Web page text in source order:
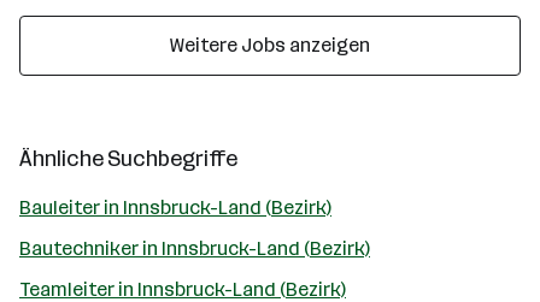
Weitere Jobs anzeigen
Ähnliche Suchbegriffe
Bauleiter in Innsbruck-Land (Bezirk)
Bautechniker in Innsbruck-Land (Bezirk)
Teamleiter in Innsbruck-Land (Bezirk)